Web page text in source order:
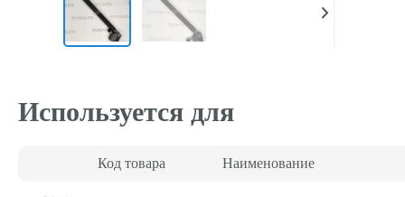
Используется для
Код товара Наименование